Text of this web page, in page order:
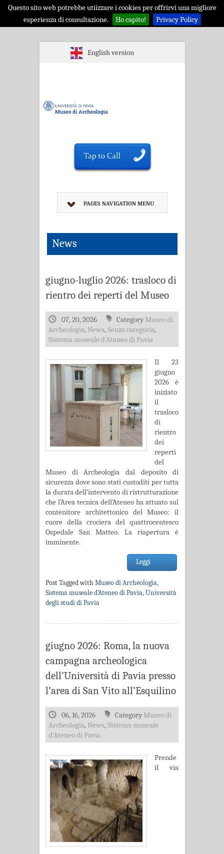
Questo sito web potrebbe utiizzare i cookies per offrirvi una migliore
esperienza di consultazione.
Ho capito! Privacy Policy
English version
PAGES NAVIGATION MENU
News
giugno-luglio 2026: trasloco di
rientro dei reperti del Museo
07, 20, 2026 Category Museo di
Archeologia, News,Senza categoria,
Sistema museale d'Ateneo di Pavia
Il 23
giugno
2026 è
iniziato
il
trasloco
di
rientro
dei
reperti
del
Museo di Archeologia dal deposito di
sicurezza dove sono stati custoditi per tutta
la durata dell’intervento di ristrutturazione
che l’Area tecnica dell’Ateneo ha attuato sul
contenitore architettonico del Museo: il
cuore della crociera del quattrocentesco
Ospedale San Matteo. La riapertura è
imminente.
Leggi
Post Tagged withMuseo di Archeologia,
Sistema museale d'Ateneo di Pavia,Università
degli studi di Pavia
giugno 2026: Roma, la nuova
campagna archeologica
dell’Università di Pavia presso
l’area di San Vito all’Esquilino
06, 16, 2026 Category Museo di
Archeologia, News,Sistema museale
d'Ateneo di Pavia
Prende
il via